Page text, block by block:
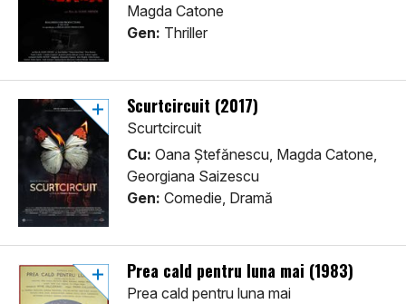
Magda Catone
Gen: Thriller
Scurtcircuit (2017)
Scurtcircuit
Cu: Oana Ștefănescu, Magda Catone,
Georgiana Saizescu
Gen: Comedie, Dramă
Prea cald pentru luna mai (1983)
Prea cald pentru luna mai